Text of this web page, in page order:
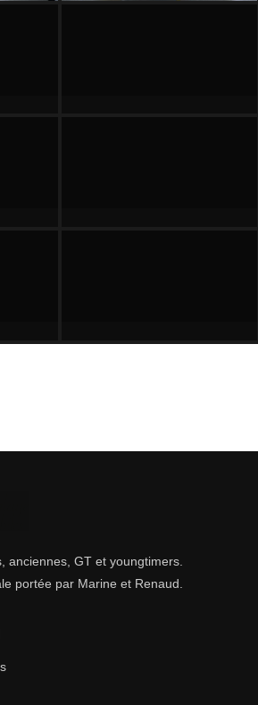
anciennes, GT et youngtimers.
portée par Marine et Renaud.